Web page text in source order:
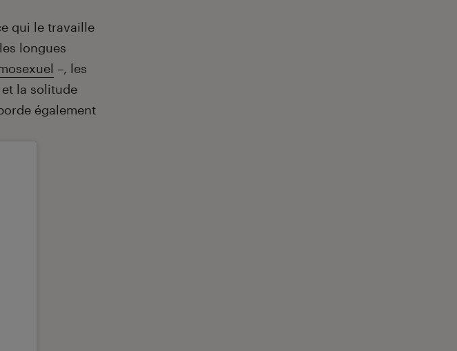
qui le travaille
longues
–, les
la solitude
également